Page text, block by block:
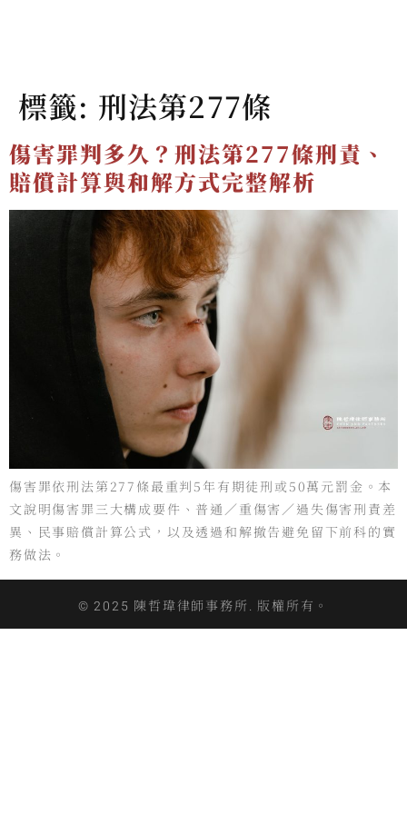
標籤: 刑法第277條
傷害罪判多久？刑法第277條刑責、
賠償計算與和解方式完整解析
傷害罪依刑法第277條最重判5年有期徒刑或50萬元罰金。本
文說明傷害罪三大構成要件、普通／重傷害／過失傷害刑責差
異、民事賠償計算公式，以及透過和解撤告避免留下前科的實
務做法。
© 2025 陳哲瑋律師事務所. 版權所有。